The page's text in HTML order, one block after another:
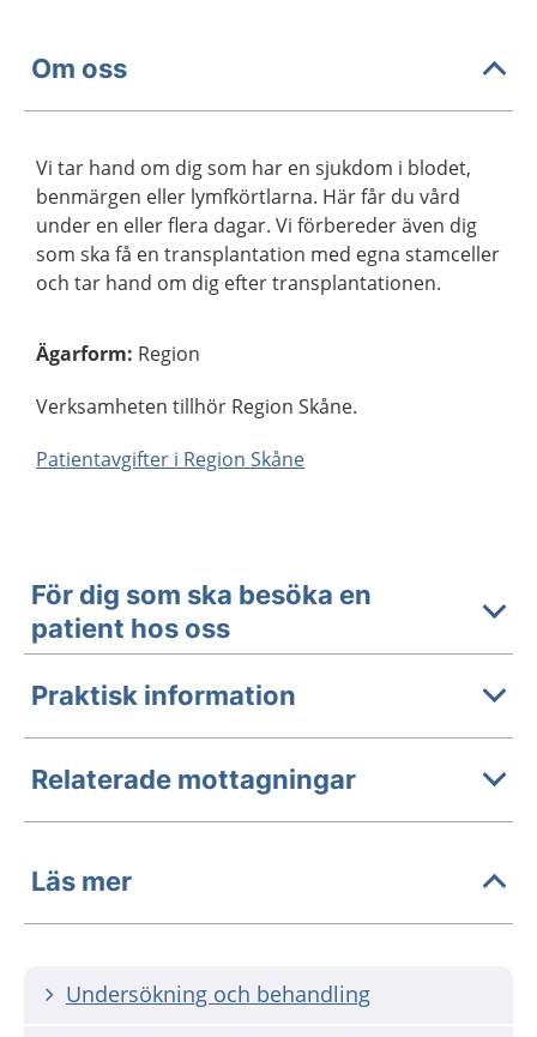
Om oss
Vi tar hand om dig som har en sjukdom i blodet,
benmärgen eller lymfkörtlarna. Här får du vård
under en eller flera dagar. Vi förbereder även dig
som ska få en transplantation med egna stamceller
och tar hand om dig efter transplantationen.
Ägarform: Region
Verksamheten tillhör Region Skåne.
Patientavgifter i Region Skåne
För dig som ska besöka en
patient hos oss
Praktisk information
Relaterade mottagningar
Läs mer
Undersökning och behandling